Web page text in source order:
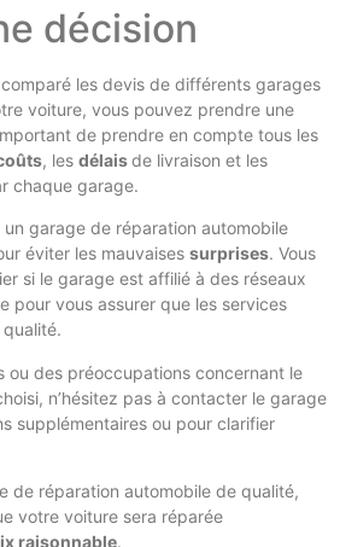
décision
les devis de différents garages
voiture, vous pouvez prendre une
de prendre en compte tous les
, les délaisde livraison et les
chaque garage.
garage de réparation automobile
éviter les mauvaises surprises. Vous
si le garage est affilié à des réseaux
pour vous assurer que les services
ou des préoccupations concernant le
n’hésitez pas à contacter le garage
supplémentaires ou pour clarifier
de réparation automobile de qualité,
votre voiture sera réparée
raisonnable.